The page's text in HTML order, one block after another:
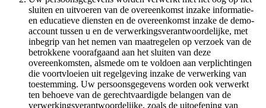
sluiten en uitvoeren van de overeenkomst inzake informatie-
en educatieve diensten en de overeenkomst inzake de demo-
account tussen u en de verwerkingsverantwoordelijke, met
inbegrip van het nemen van maatregelen op verzoek van de
betrokkene voorafgaand aan het sluiten van deze
overeenkomsten, alsmede om te voldoen aan verplichtingen
die voortvloeien uit regelgeving inzake de verwerking van
toestemming. Uw persoonsgegevens worden ook verwerkt
ten behoeve van de gerechtvaardigde belangen van de
verwerkingsverantwoordelijke, zoals de uitoefening van